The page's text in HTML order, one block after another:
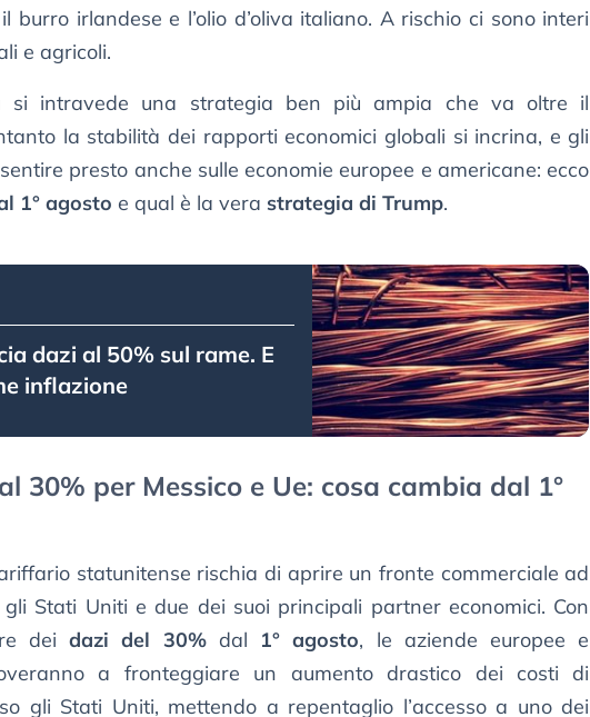
burro irlandese e l’olio d’oliva italiano. A rischio ci sono interi
e agricoli.
si intravede una strategia ben più ampia che va oltre il
la stabilità dei rapporti economici globali si incrina, e gli
presto anche sulle economie europee e americane: ecco
1° agosto e qual è la vera strategia di Trump.
dazi al 50% sul rame. E
inflazione
30% per Messico e Ue: cosa cambia dal 1°
statunitense rischia di aprire un fronte commerciale ad
Stati Uniti e due dei suoi principali partner economici. Con
deidazi del 30%dal 1° agosto, le aziende europee e
a fronteggiare un aumento drastico dei costi di
gli Stati Uniti, mettendo a repentaglio l’accesso a uno dei